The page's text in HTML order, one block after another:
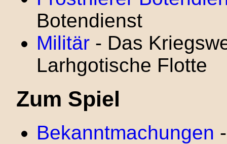
Botendienst
Militär - Das
Larhgotische Flotte
Zum Spiel
Bekanntmachungen